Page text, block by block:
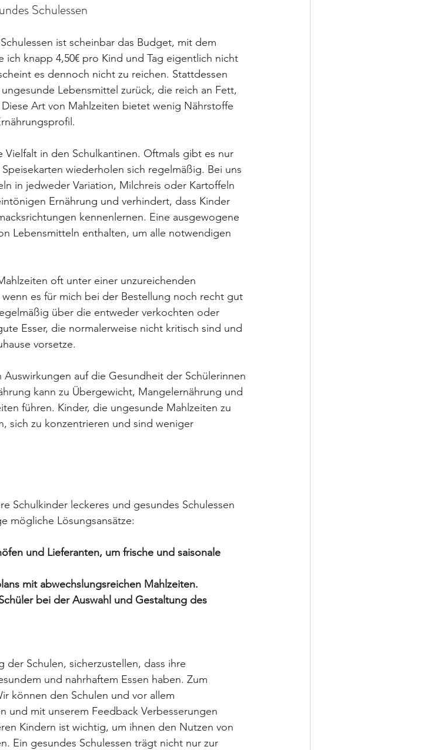
Schulessen
ist scheinbar das Budget, mit dem
ich knapp 4,50€ pro Kind und Tag eigentlich nicht
es dennoch nicht zu reichen. Stattdessen
Lebensmittel zurück, die reich an Fett,
Art von Mahlzeiten bietet wenig Nährstoffe
in den Schulkantinen. Oftmals gibt es nur
wiederholen sich regelmäßig. Bei uns
in jedweder Variation, Milchreis oder Kartoffeln
Ernährung und verhindert, dass Kinder
kennenlernen. Eine ausgewogene
Lebensmitteln enthalten, um alle notwendigen
oft unter einer unzureichenden
es für mich bei der Bestellung noch recht gut
über die entweder verkochten oder
Esser, die normalerweise nicht kritisch sind und
vorsetze.
Auswirkungen auf die Gesundheit der Schülerinnen
kann zu Übergewicht, Mangelernährung und
führen. Kinder, die ungesunde Mahlzeiten zu
sich zu konzentrieren und sind weniger
Schulkinder leckeres und gesundes Schulessen
mögliche Lösungsansätze:
und Lieferanten, um frische und saisonale
mit abwechslungsreichen Mahlzeiten.
bei der Auswahl und Gestaltung des
Schulen, sicherzustellen, dass ihre
und nahrhaftem Essen haben. Zum
können den Schulen und vor allem
und mit unserem Feedback Verbesserungen
Kindern ist wichtig, um ihnen den Nutzen von
Ein gesundes Schulessen trägt nicht nur zur